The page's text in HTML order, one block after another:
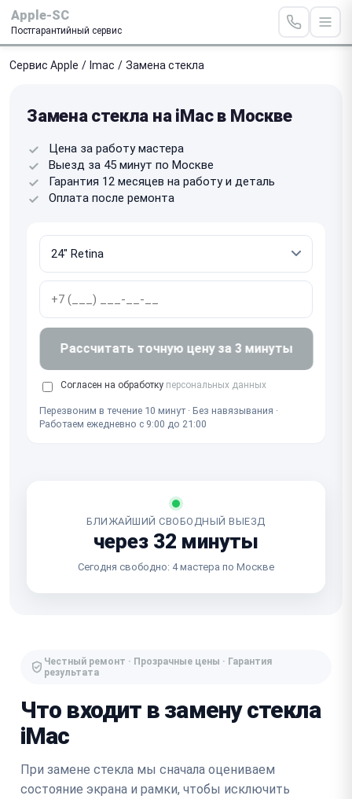
Apple-SC
Постгарантийный сервис
Сервис Apple / Imac / Замена стекла
Замена стекла на iMac в Москве
Цена за работу мастера
Выезд за 45 минут по Москве
Гарантия 12 месяцев на работу и деталь
Оплата после ремонта
Рассчитать точную цену за 3 минуты
Согласен на обработку персональных данных
Перезвоним в течение 10 минут · Без навязывания ·
Работаем ежедневно с 9:00 до 21:00
БЛИЖАЙШИЙ СВОБОДНЫЙ ВЫЕЗД
через 32 минуты
Сегодня свободно: 4 мастера по Москве
Честный ремонт · Прозрачные цены · Гарантия
результата
Что входит в замену стекла
iMac
При замене стекла мы сначала оцениваем
состояние экрана и рамки, чтобы исключить